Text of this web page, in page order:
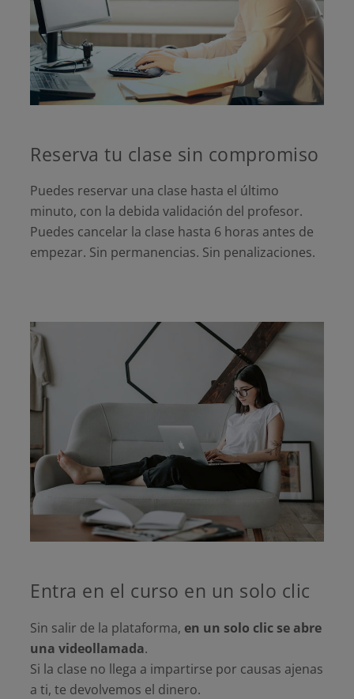
Reserva tu clase sin compromiso
Puedes reservar una clase hasta el último
minuto, con la debida validación del profesor.
Puedes cancelar la clase hasta 6 horas antes de
empezar. Sin permanencias. Sin penalizaciones.
Entra en el curso en un solo clic
Sin salir de la plataforma, en un solo clic se abre
una videollamada.
Si la clase no llega a impartirse por causas ajenas
a ti, te devolvemos el dinero.